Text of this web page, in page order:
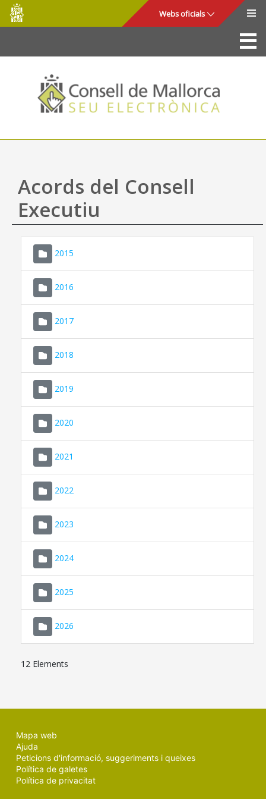
Salta al contingut principal
Consell
de
Mallorca
Webs oficials
La Seu
Consell de Mallorca
Accés i seguretat
Utilitats
Ajuda
Acords del Consell
Executiu
2015
2016
2017
2018
2019
2020
2021
2022
2023
2024
2025
2026
12 Elements
Mapa web
Ajuda
Peticions d'informació, suggeriments i queixes
Política de galetes
Política de privacitat